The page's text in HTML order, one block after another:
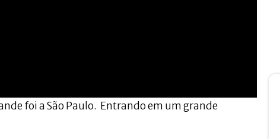
foi a São Paulo. Entrando em um grande